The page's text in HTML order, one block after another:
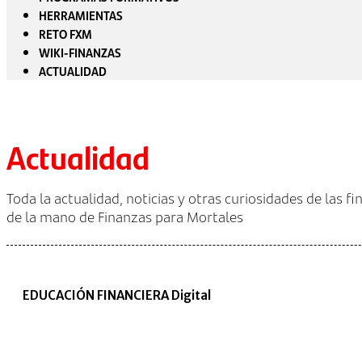
HERRAMIENTAS
RETO FXM
WIKI-FINANZAS
ACTUALIDAD
Actualidad
Toda la actualidad, noticias y otras curiosidades de las
de la mano de Finanzas para Mortales
EDUCACIÓN FINANCIERA Digital